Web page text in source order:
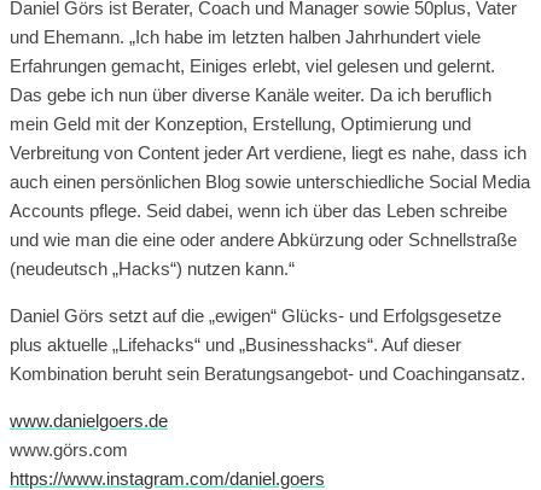
Daniel Görs ist Berater, Coach und Manager sowie 50plus, Vater
und Ehemann. „Ich habe im letzten halben Jahrhundert viele
Erfahrungen gemacht, Einiges erlebt, viel gelesen und gelernt.
Das gebe ich nun über diverse Kanäle weiter. Da ich beruflich
mein Geld mit der Konzeption, Erstellung, Optimierung und
Verbreitung von Content jeder Art verdiene, liegt es nahe, dass ich
auch einen persönlichen Blog sowie unterschiedliche Social Media
Accounts pflege. Seid dabei, wenn ich über das Leben schreibe
und wie man die eine oder andere Abkürzung oder Schnellstraße
(neudeutsch „Hacks“) nutzen kann.“
Daniel Görs setzt auf die „ewigen“ Glücks- und Erfolgsgesetze
plus aktuelle „Lifehacks“ und „Businesshacks“. Auf dieser
Kombination beruht sein Beratungsangebot- und Coachingansatz.
www.danielgoers.de
www.görs.com
https://www.instagram.com/daniel.goers